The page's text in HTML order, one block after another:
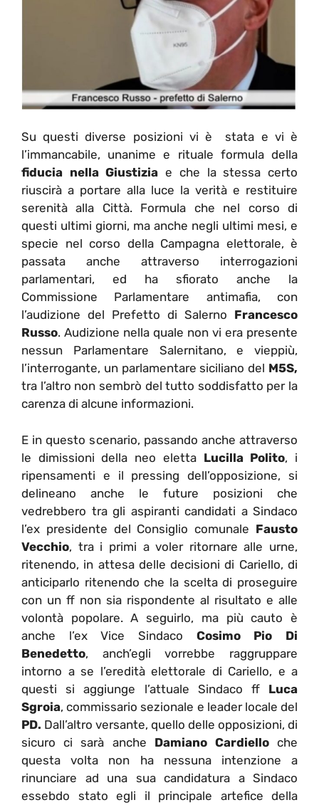
Su questi diverse posizioni vi è stata e vi è
l’immancabile, unanime e rituale formula della
fiducia nella Giustizia e che la stessa certo
riuscirà a portare alla luce la verità e restituire
serenità alla Città. Formula che nel corso di
questi ultimi giorni, ma anche negli ultimi mesi, e
specie nel corso della Campagna elettorale, è
passata anche attraverso interrogazioni
parlamentari, ed ha sfiorato anche la
Commissione Parlamentare antimafia, con
l’audizione del Prefetto di Salerno Francesco
Russo. Audizione nella quale non vi era presente
nessun Parlamentare Salernitano, e vieppiù,
l’interrogante, un parlamentare siciliano del M5S,
tra l’altro non sembrò del tutto soddisfatto per la
carenza di alcune informazioni.
E in questo scenario, passando anche attraverso
le dimissioni della neo eletta Lucilla Polito, i
ripensamenti e il pressing dell’opposizione, si
delineano anche le future posizioni che
vedrebbero tra gli aspiranti candidati a Sindaco
l’ex presidente del Consiglio comunale Fausto
Vecchio, tra i primi a voler ritornare alle urne,
ritenendo, in attesa delle decisioni di Cariello, di
anticiparlo ritenendo che la scelta di proseguire
con un ff non sia rispondente al risultato e alle
volontà popolare. A seguirlo, ma più cauto è
anche l’ex Vice Sindaco Cosimo Pio Di
Benedetto, anch’egli vorrebbe raggruppare
intorno a se l’eredità elettorale di Cariello, e a
questi si aggiunge l’attuale Sindaco ff Luca
Sgroia, commissario sezionale e leader locale del
PD. Dall’altro versante, quello delle opposizioni, di
sicuro ci sarà anche Damiano Cardielloche
questa volta non ha nessuna intenzione a
rinunciare ad una sua candidatura a Sindaco
essebdo stato egli il principale artefice della